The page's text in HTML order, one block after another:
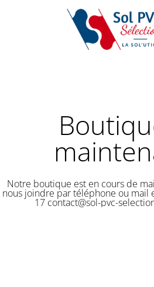
Notre boutique est en cours de
nous joindre par téléphone ou mail
17 contact@sol-pvc-